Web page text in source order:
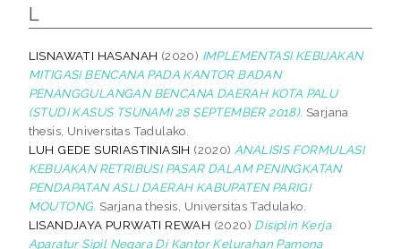
L
LISNAWATI HASANAH (2020) IMPLEMENTASI KEBIJAKAN
MITIGASI BENCANA PADA KANTOR BADAN
PENANGGULANGAN BENCANA DAERAH KOTA PALU
(STUDI KASUS TSUNAMI 28 SEPTEMBER 2018). Sarjana
thesis, Universitas Tadulako.
LUH GEDE SURIASTINIASIH (2020) ANALISIS FORMULASI
KEBIJAKAN RETRIBUSI PASAR DALAM PENINGKATAN
PENDAPATAN ASLI DAERAH KABUPATEN PARIGI
MOUTONG. Sarjana thesis, Universitas Tadulako.
LISANDJAYA PURWATI REWAH (2020) Disiplin Kerja
Aparatur Sipil Negara Di Kantor Kelurahan Pamona